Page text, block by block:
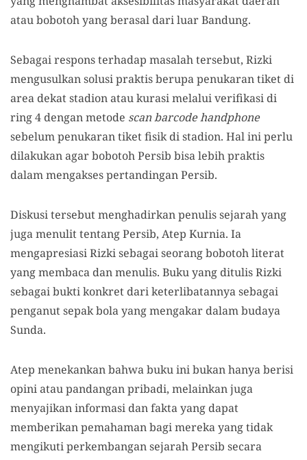
atau bobotoh yang berasal dari luar Bandung.
Sebagai respons terhadap masalah tersebut, Rizki
mengusulkan solusi praktis berupa penukaran tiket di
area dekat stadion atau kurasi melalui verifikasi di
ring 4 dengan metode scan barcode handphone
sebelum penukaran tiket fisik di stadion. Hal ini perlu
dilakukan agar bobotoh Persib bisa lebih praktis
dalam mengakses pertandingan Persib.
Diskusi tersebut menghadirkan penulis sejarah yang
juga menulit tentang Persib, Atep Kurnia. Ia
mengapresiasi Rizki sebagai seorang bobotoh literat
yang membaca dan menulis. Buku yang ditulis Rizki
sebagai bukti konkret dari keterlibatannya sebagai
penganut sepak bola yang mengakar dalam budaya
Sunda.
Atep menekankan bahwa buku ini bukan hanya berisi
opini atau pandangan pribadi, melainkan juga
menyajikan informasi dan fakta yang dapat
memberikan pemahaman bagi mereka yang tidak
mengikuti perkembangan sejarah Persib secara